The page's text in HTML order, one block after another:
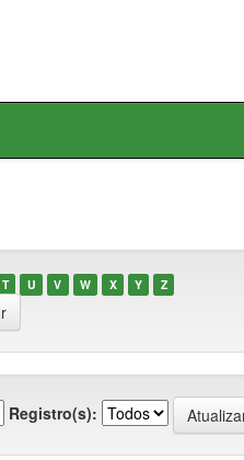
T U V W X Y Z
Registro(s):